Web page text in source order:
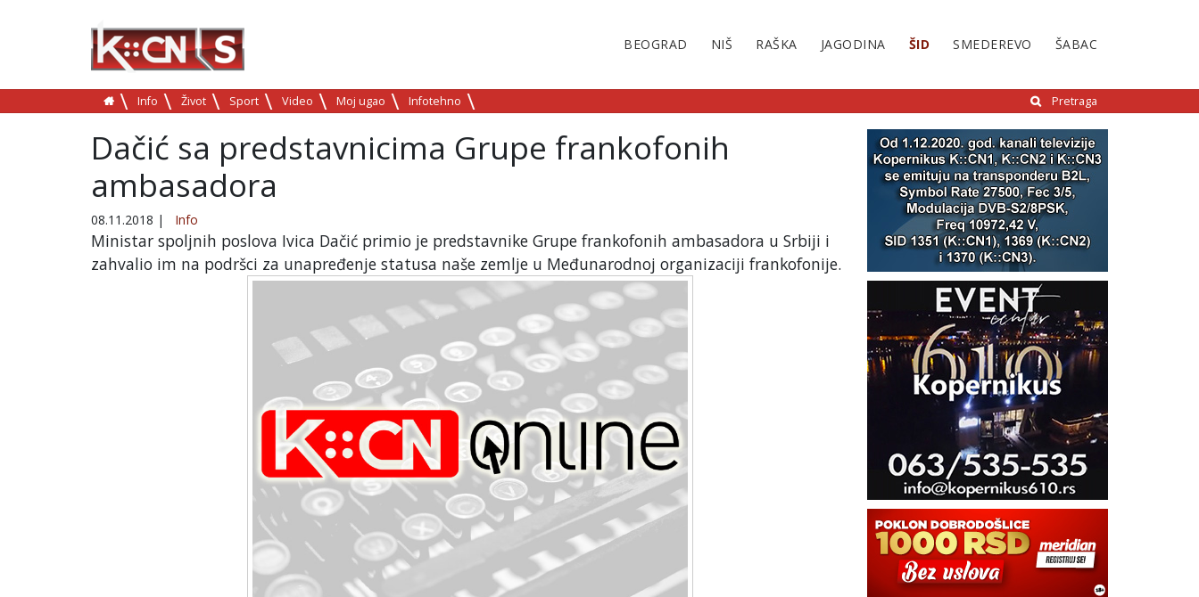
BEOGRAD NIŠ RAŠKA JAGODINA ŠID SMEDEREVO ŠABAC
Info Život Sport Video Moj ugao Infotehno Pretraga
Dačić sa predstavnicima Grupe frankofonih
ambasadora
08.11.2018 | Info
Ministar spoljnih poslova Ivica Dačić primio je predstavnike Grupe frankofonih ambasadora u Srbiji i
zahvalio im na podršci za unapređenje statusa naše zemlje u Međunarodnoj organizaciji frankofonije.